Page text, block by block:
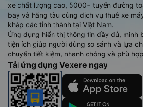
xe chất lượng cao, 5000+ tuyến đường
bay và hãng tàu cùng dịch vụ thuê xe
khắp các tỉnh thành tại Việt Nam.
Ứng dụng hiển thị thông tin đầy đủ, minh
tiện ích giúp người dùng so sánh và lựa
chuyển tiết kiệm, nhanh chóng và phù
Tải ứng dụng Vexere ngay